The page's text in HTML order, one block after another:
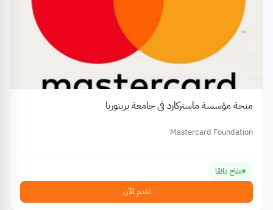
منحة مؤسسة ماستركارد في جامعة بريتوريا
Mastercard Foundation
متاح دائمًا
تقدم الآن